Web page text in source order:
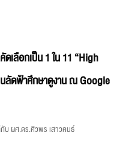
ดเลือกเป็น 1 ใน 11 “High
ลัดฟ้าศึกษาดูงาน ณ Google
บ ผศ.ดร.ศิวพร เสาวคนธ์